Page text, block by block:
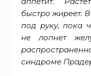
быстро жиреет.
под руку, пока
не лопнет
синдроме